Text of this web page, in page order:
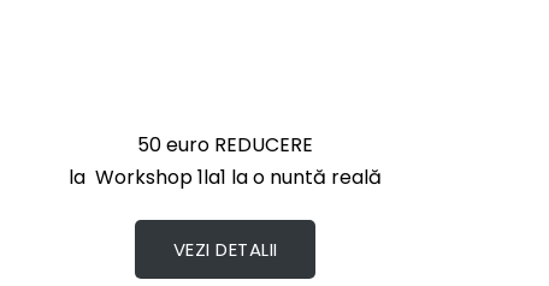
50 euro REDUCERE
la Workshop 1la1 la o nuntă reală
VEZI DETALII